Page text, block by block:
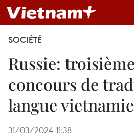
SOCIÉTÉ
Russie:
concours de
langue
31/03/2024 11:38